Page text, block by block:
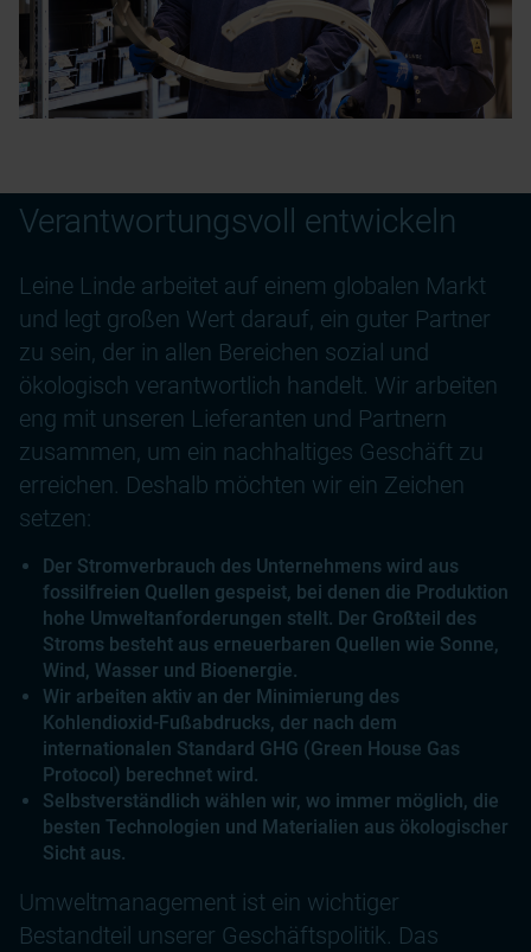
Verantwortungsvoll entwickeln
Leine Linde arbeitet auf einem globalen Markt
und legt großen Wert darauf, ein guter Partner
zu sein, der in allen Bereichen sozial und
ökologisch verantwortlich handelt. Wir arbeiten
eng mit unseren Lieferanten und Partnern
zusammen, um ein nachhaltiges Geschäft zu
erreichen. Deshalb möchten wir ein Zeichen
setzen:
Der Stromverbrauch des Unternehmens wird aus
fossilfreien Quellen gespeist, bei denen die Produktion
hohe Umweltanforderungen stellt. Der Großteil des
Stroms besteht aus erneuerbaren Quellen wie Sonne,
Wind, Wasser und Bioenergie.
Wir arbeiten aktiv an der Minimierung des
Kohlendioxid-Fußabdrucks, der nach dem
internationalen Standard GHG (Green House Gas
Protocol) berechnet wird.
Selbstverständlich wählen wir, wo immer möglich, die
besten Technologien und Materialien aus ökologischer
Sicht aus.
Umweltmanagement ist ein wichtiger
Bestandteil unserer Geschäftspolitik. Das